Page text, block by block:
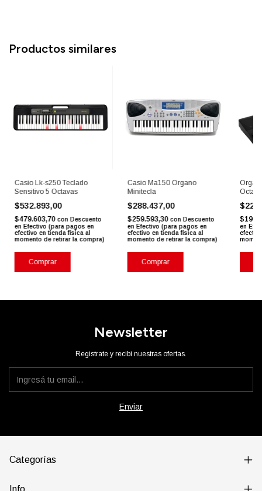
Productos similares
Casio Lk-s250 Teclado
Sensitivo 5 Octavas
$532.893,00
$479.603,70 con Descuento
en Efectivo (para pagos en
efectivo en tienda física al
momento de retirar la compra)
Comprar
Casio Ma150 Organo
Minitecla
$288.437,00
$259.593,30 con Descuento
en Efectivo (para pagos en
efectivo en tienda física al
momento de retirar la compra)
Comprar
en
Newsletter
Registrate y recibí nuestras ofertas.
Categorías